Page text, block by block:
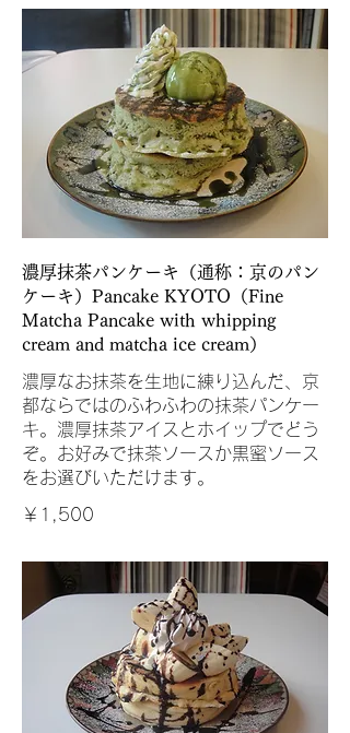
濃厚抹茶パンケーキ（通称：京のパン
ケーキ）Pancake KYOTO（Fine
Matcha Pancake with whipping
cream and matcha ice cream）
濃厚なお抹茶を生地に練り込んだ、京
都ならではのふわふわの抹茶パンケー
キ。濃厚抹茶アイスとホイップでどう
ぞ。お好みで抹茶ソースか黒蜜ソース
をお選びいただけます。
￥1,500